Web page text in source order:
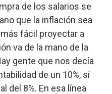
de los salarios se
que la inflación sea
fácil proyectar a
va de la mano de la
gente que nos decía
de un 10%, sí
del 8%. En esa línea